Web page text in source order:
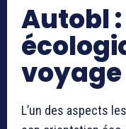
Autobl
voyage
L’un des aspects